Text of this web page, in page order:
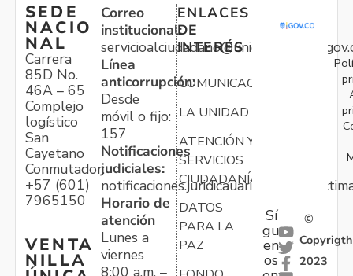
SEDE
NACIO
NAL
Carrera
85D No.
46A – 65
Complejo
logístico
San
Cayetano
Conmutador:
+57 (601)
7965150
VENTA
NILLA
Correo
institucional:
Línea
anticorrupción:
Desde
móvil o fijo:
157
Notificaciones
judiciales:
Horario de
atención
Lunes a
viernes
ENLACES
DE
INTERÉS
COMUNICACIONES
LA UNIDAD
ATENCIÓN Y
SERVICIOS
CIUDADANÍA
DATOS
PARA LA
PAZ
Sí
gu
en
os
©
Copyrigth
2023